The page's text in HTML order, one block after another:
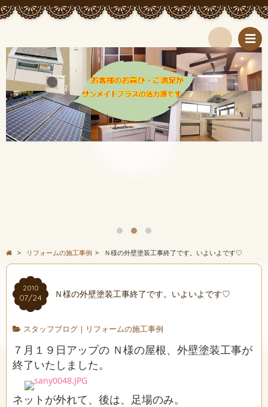
検
索
> リフォームの施工事例 > Ｎ様の外壁塗装工事終了です。いよいよです♡
2010
07/24 Ｎ様の外壁塗装工事終了です。いよいよです♡
スタッフブログ| リフォームの施工事例
７月１９日アップの Ｎ様の屋根、外壁塗装工事が
終了いたしました。
ネットが外れて、後は、足場のみ。